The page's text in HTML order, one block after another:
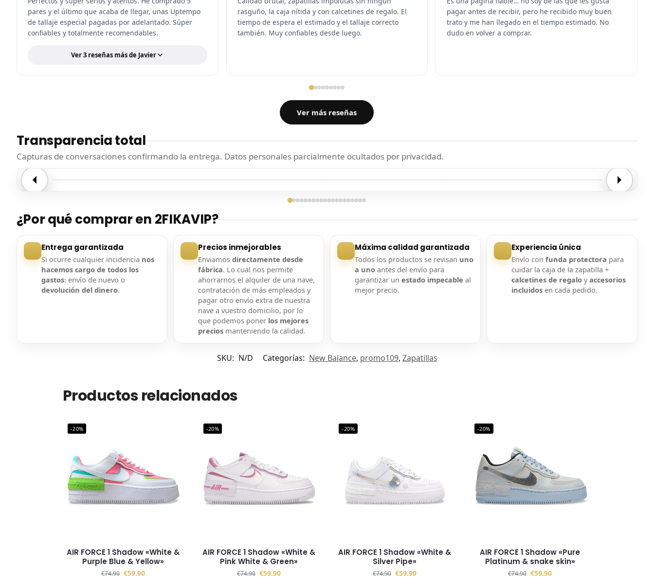
pares y el último que acaba de llegar, unas Uptempo
de tallaje especial pagadas por adelantado. Súper
confiables y totalmente recomendables.
Ver 3 reseñas más de Javier
rasguño, la caja nítida y con calcetines de regalo. El
tiempo de espera el estimado y el tallaje correcto
también. Muy confiables desde luego.
pagar antes de recibir, pero he recibido muy buen
trato y me han llegado en el tiempo estimado. No
dudo en volver a comprar.
Ver más reseñas
Transparencia total
Capturas de conversaciones confirmando la entrega. Datos personales parcialmente ocultados por privacidad.
Entrega confirmada
¿Por qué comprar en 2FIKAVIP?
Entrega garantizada
Si ocurre cualquier incidencia nos
hacemos cargo de todos los
gastos: envío de nuevo o
devolución del dinero.
Precios inmejorables
Enviamos directamente desde
fábrica. Lo cual nos permite
ahorrarnos el alquiler de una nave,
contratación de más empleados y
pagar otro envío extra de nuestra
nave a vuestro domicilio, por lo
que podemos poner los mejores
preciosmanteniendo la calidad.
Máxima calidad garantizada
Todos los productos se revisan uno
a unoantes del envío para
garantizar un estado impecable al
mejor precio.
Experiencia única
Envío confunda protectora para
cuidar la caja de la zapatilla +
calcetines de regalo yaccesorios
incluidos en cada pedido.
SKU: N/D Categorías: New Balance, promo109, Zapatillas
Productos relacionados
-20%
AIR FORCE 1 Shadow «White &
Purple Blue & Yellow»
€74.90 €59.90
-20%
AIR FORCE 1 Shadow «White &
Pink White & Green»
€74.90 €59.90
-20%
AIR FORCE 1 Shadow «White &
Silver Pipe»
€74.90 €59.90
-20%
AIR FORCE 1 Shadow «Pure
Platinum & snake skin»
€74.90 €59.90